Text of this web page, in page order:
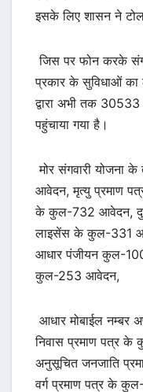
इसके लिए शासन ने
जिस पर फोन करके
प्रकार के सुविधाओं
द्वारा अभी तक
पहुंचाया गया है।
मोर संगवारी योजना
आवेदन, मृत्यु प्रमाण
के कुल-732 आवेदन,
लाइसेंस के कुल-331
आधार पंजीयन कुल-
कुल-253 आवेदन,
आधार मोबाईल
निवास प्रमाण पत्र
अनुसूचित जनजाति
वर्ग प्रमाण पत्र के